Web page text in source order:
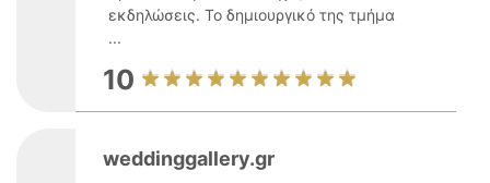
εκδηλώσεις. Το δημιουργικό της τμήμα
...
10
weddinggallery.gr